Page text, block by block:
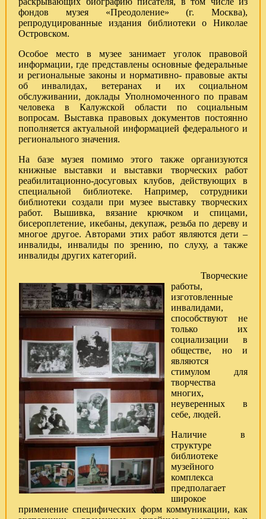
фондов музея «Преодоление» (г. Москва),
репродуцированные издания библиотеки о Николае
Островском.
Особое место в музее занимает уголок правовой
информации, где представлены основные федеральные
и региональные законы и нормативно- правовые акты
об инвалидах, ветеранах и их социальном
обслуживании, доклады Уполномоченного по правам
человека в Калужской области по социальным
вопросам. Выставка правовых документов постоянно
пополняется актуальной информацией федерального и
регионального значения.
На базе музея помимо этого также организуются
книжные выставки и выставки творческих работ
реабилитационно-досуговых клубов, действующих в
специальной библиотеке. Например, сотрудники
библиотеки создали при музее выставку творческих
работ. Вышивка, вязание крючком и спицами,
бисероплетение, икебаны, декупаж, резьба по дереву и
многое другое. Авторами этих работ являются дети –
инвалиды, инвалиды по зрению, по слуху, а также
инвалиды других категорий.
Творческие
работы,
изготовленные
инвалидами,
способствуют не
только их
социализации в
обществе, но и
являются
стимулом для
творчества
многих,
неуверенных в
себе, людей.
Наличие в
структуре
библиотеке
музейного
комплекса
предполагает
широкое
применение специфических форм коммуникации, как